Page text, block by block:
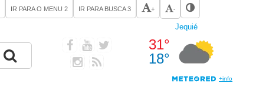
IR PARA O MENU 2 IR PARA BUSCA3 + -